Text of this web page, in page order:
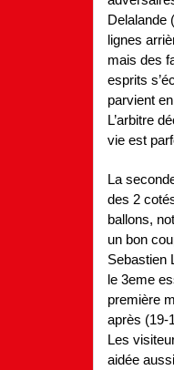
Delalande
lignes
mais des
esprits
parvient
L’arbitre
vie est
La
des 2
ballons,
un bon
Sebastien
le 3eme
première
après (19-
Les
aidée